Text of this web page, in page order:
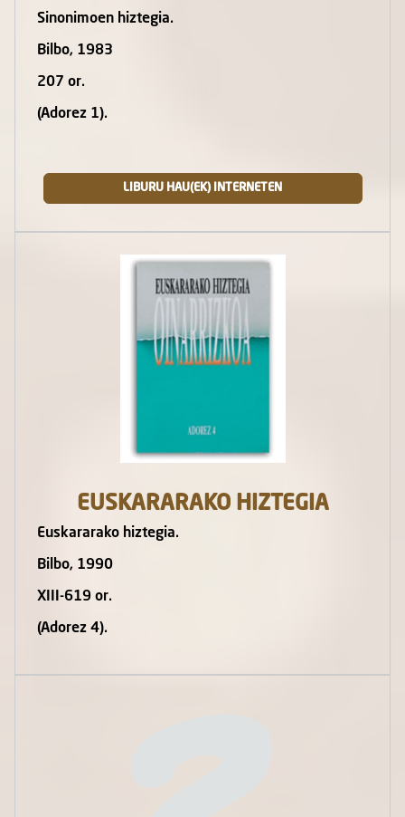
Sinonimoen hiztegia.
Bilbo, 1983
207 or.
(Adorez 1).
LIBURU HAU(EK) INTERNETEN
EUSKARARAKO HIZTEGIA
Euskararako hiztegia.
Bilbo, 1990
XIII-619 or.
(Adorez 4).